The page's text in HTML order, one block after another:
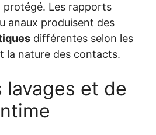
protégé. Les rapports
anaux produisent des
différentes selon les
la nature des contacts.
lavages et de